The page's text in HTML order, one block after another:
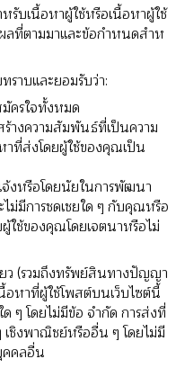
รับเนื้อหาผู้ใช้หรือเนื้อหาผู้ใช้
ที่ตามมาและข้อกําหนดสําห
าบและยอมรับว่า:
ครใจทั้งหมด
างความสัมพันธ์ที่เป็นความ
ที่ส่งโดยผู้ใช้ของคุณเป็น
งหรือโดยนัยในการพัฒนา
ม่มีการชดเชยใด ๆ กับคุณหรือ
ใช้ของคุณโดยเจตนาหรือไม่
ว (รวมถึงทรัพย์สินทางปัญญา
หาที่ผู้ใช้โพสต์บนเว็บไซต์นี้
ๆ โดยไม่มีข้อ จํากัด การส่งที่
ชิงพาณิชย์หรืออื่น ๆ โดยไม่มี
คคลอื่น